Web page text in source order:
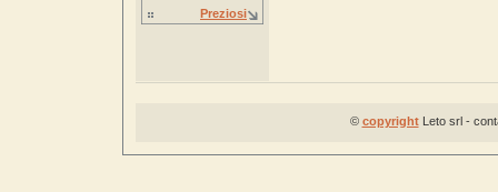
Preziosi
© copyrightLeto srl -